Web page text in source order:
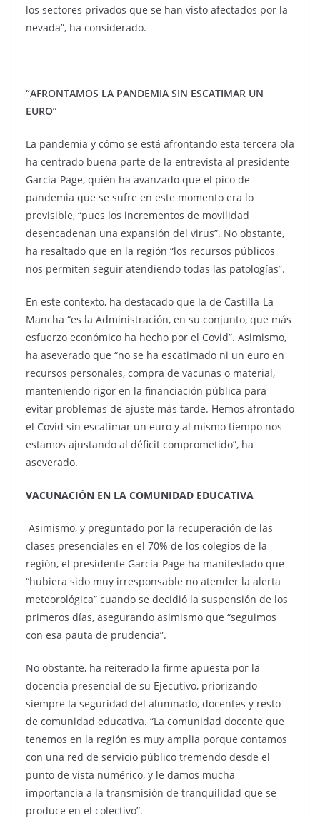
los sectores privados que se han visto afectados por la
nevada”, ha considerado.
“AFRONTAMOS LA PANDEMIA SIN ESCATIMAR UN
EURO”
La pandemia y cómo se está afrontando esta tercera ola
ha centrado buena parte de la entrevista al presidente
García-Page, quién ha avanzado que el pico de
pandemia que se sufre en este momento era lo
previsible, “pues los incrementos de movilidad
desencadenan una expansión del virus”. No obstante,
ha resaltado que en la región “los recursos públicos
nos permiten seguir atendiendo todas las patologías”.
En este contexto, ha destacado que la de Castilla-La
Mancha “es la Administración, en su conjunto, que más
esfuerzo económico ha hecho por el Covid”. Asimismo,
ha aseverado que “no se ha escatimado ni un euro en
recursos personales, compra de vacunas o material,
manteniendo rigor en la financiación pública para
evitar problemas de ajuste más tarde. Hemos afrontado
el Covid sin escatimar un euro y al mismo tiempo nos
estamos ajustando al déficit comprometido”, ha
aseverado.
VACUNACIÓN EN LA COMUNIDAD EDUCATIVA
Asimismo, y preguntado por la recuperación de las
clases presenciales en el 70% de los colegios de la
región, el presidente García-Page ha manifestado que
“hubiera sido muy irresponsable no atender la alerta
meteorológica” cuando se decidió la suspensión de los
primeros días, asegurando asimismo que “seguimos
con esa pauta de prudencia”.
No obstante, ha reiterado la firme apuesta por la
docencia presencial de su Ejecutivo, priorizando
siempre la seguridad del alumnado, docentes y resto
de comunidad educativa. “La comunidad docente que
tenemos en la región es muy amplia porque contamos
con una red de servicio público tremendo desde el
punto de vista numérico, y le damos mucha
importancia a la transmisión de tranquilidad que se
produce en el colectivo”.